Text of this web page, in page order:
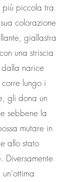
piccola tra
colorazione
giallastra
una striscia
narice
lungo i
gli dona un
sebbene la
mutare in
allo stato
Diversamente